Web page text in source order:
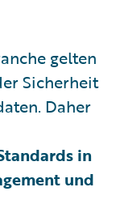
gelten
Sicherheit
Daher
in
und